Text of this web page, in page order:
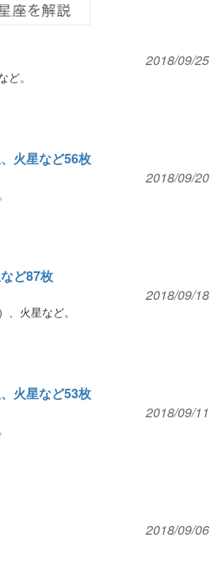
2018/09/25
。
火星など56枚
2018/09/20
ど87枚
2018/09/18
火星など。
火星など53枚
2018/09/11
2018/09/06